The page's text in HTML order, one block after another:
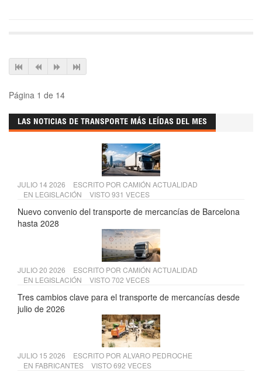
Página 1 de 14
LAS NOTICIAS DE TRANSPORTE MÁS LEÍDAS DEL MES
JULIO 14 2026 ESCRITO POR CAMIÓN ACTUALIDAD
EN LEGISLACIÓN VISTO 931 VECES
Nuevo convenio del transporte de mercancías de Barcelona
hasta 2028
JULIO 20 2026 ESCRITO POR CAMIÓN ACTUALIDAD
EN LEGISLACIÓN VISTO 702 VECES
Tres cambios clave para el transporte de mercancías desde
julio de 2026
JULIO 15 2026 ESCRITO POR ALVARO PEDROCHE
EN FABRICANTES VISTO 692 VECES